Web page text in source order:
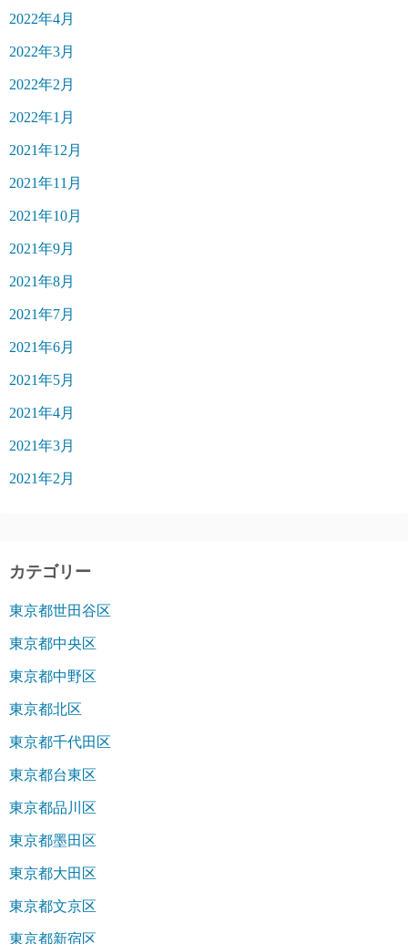
2022年4月
2022年3月
2022年2月
2022年1月
2021年12月
2021年11月
2021年10月
2021年9月
2021年8月
2021年7月
2021年6月
2021年5月
2021年4月
2021年3月
2021年2月
カテゴリー
東京都世田谷区
東京都中央区
東京都中野区
東京都北区
東京都千代田区
東京都台東区
東京都品川区
東京都墨田区
東京都大田区
東京都文京区
東京都新宿区